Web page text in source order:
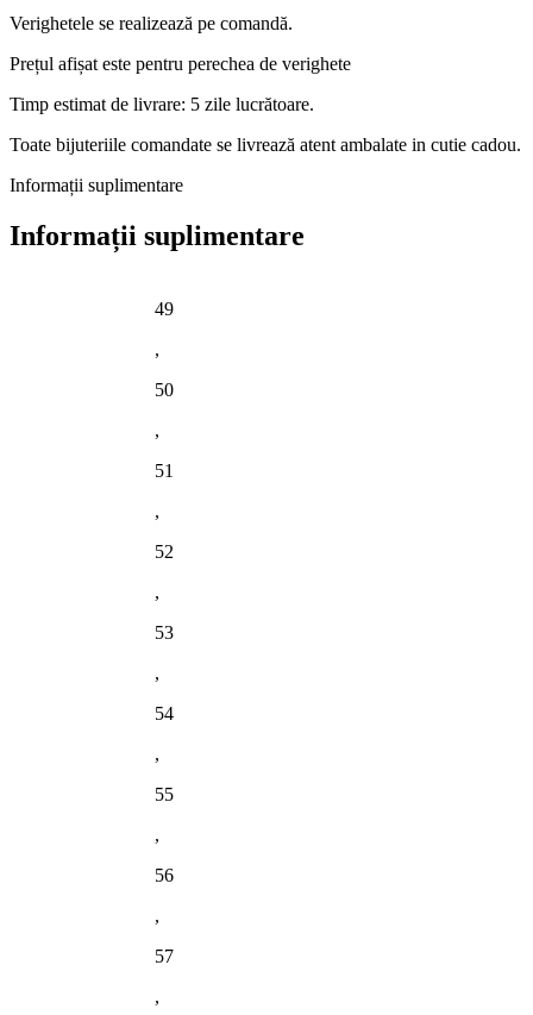
Verighetele se realizează pe comandă.
Prețul afișat este pentru perechea de verighete
Timp estimat de livrare: 5 zile lucrătoare.
Toate bijuteriile comandate se livrează atent ambalate in cutie cadou.
Informații suplimentare
Informații suplimentare
49
,
50
,
51
,
52
,
53
,
54
,
55
,
56
,
57
,